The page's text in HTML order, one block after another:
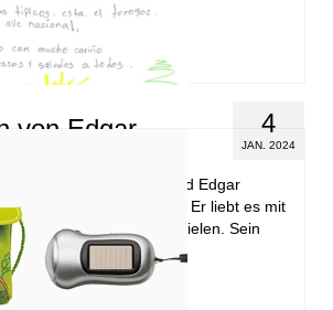
4
JAN. 2024
von Edgar
von unserem Patenkind Edgar
Familie geht es gut. Er liebt es mit
in der Schule zu spielen. Sein